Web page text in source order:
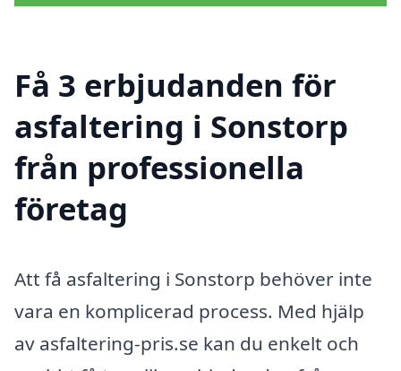
Få 3 erbjudanden för
asfaltering i Sonstorp
från professionella
företag
Att få asfaltering i Sonstorp behöver inte
vara en komplicerad process. Med hjälp
av asfaltering-pris.se kan du enkelt och